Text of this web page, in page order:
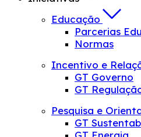
Educação
Parcerias
Normas
Incentivo e
GT Governo
GT
Pesquisa e
GT